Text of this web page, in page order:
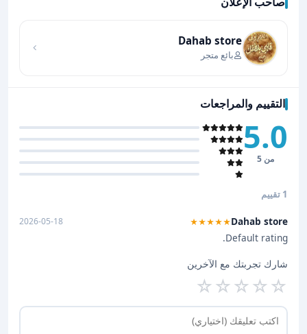
Dahab store
بائع متجر
التقييم والمراجعات
5.0
من 5
1 تقييم
Dahab store
★★★★★
2026-05-18
Default rating.
شارك تجربتك مع الآخرين
☆
☆
☆
☆
☆